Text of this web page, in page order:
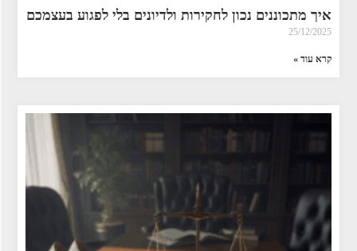
איך מתכוננים נכון לחקירות ולדיונים בלי לפגוע בעצמכם
25/12/2025
קרא עוד »